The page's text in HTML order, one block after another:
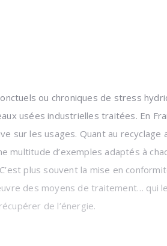
ou chroniques de stress
usées industrielles traitées. En
sur les usages. Quant au recyclage
multitude d’exemples adaptés à
plus souvent la mise en
des moyens de traitement… qui
de l’énergie.